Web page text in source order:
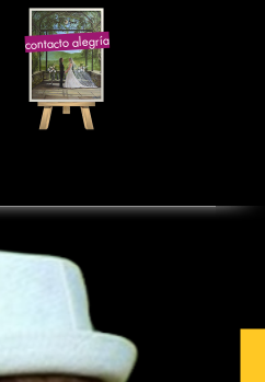
contacto alegría